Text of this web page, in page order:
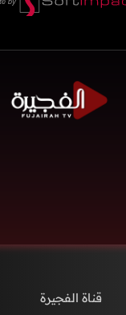
قناة الفجيرة